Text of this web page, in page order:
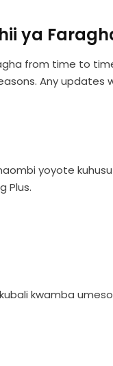
ya
from time to
Any
yoyote
Plus.
kwamba